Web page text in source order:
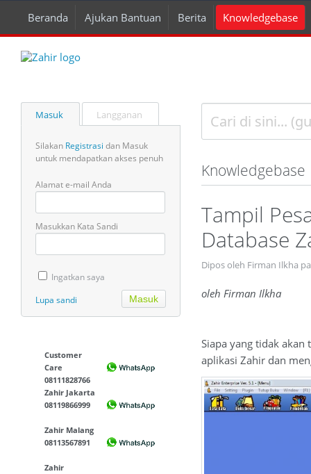
Beranda Ajukan Bantuan Berita Knowledgebase
Masuk Langganan
Silakan Registrasi dan Masuk
untuk mendapatkan akses penuh
Alamat e-mail Anda
Masukkan Kata Sandi
Ingatkan saya
Lupa sandi
Customer
Care
08111828766
Zahir Jakarta
08119866999
Zahir Malang
08113567891
Zahir
Knowledgebase
Tampil
Database
Dipos oleh Firman Ilkha
oleh Firman Ilkha
Siapa yang tidak
aplikasi Zahir dan